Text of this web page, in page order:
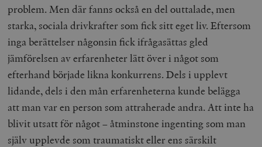
problem. Men där fanns också en del outtalade, men
starka, sociala drivkrafter som fick sitt eget liv. Eftersom
inga berättelser någonsin fick ifrågasättas gled
jämförelsen av erfarenheter lätt över i något som
efterhand började likna konkurrens. Dels i upplevt
lidande, dels i den mån erfarenheterna kunde belägga
att man var en person som attraherade andra. Att inte ha
blivit utsatt för något – åtminstone ingenting som man
själv upplevde som traumatiskt eller ens särskilt